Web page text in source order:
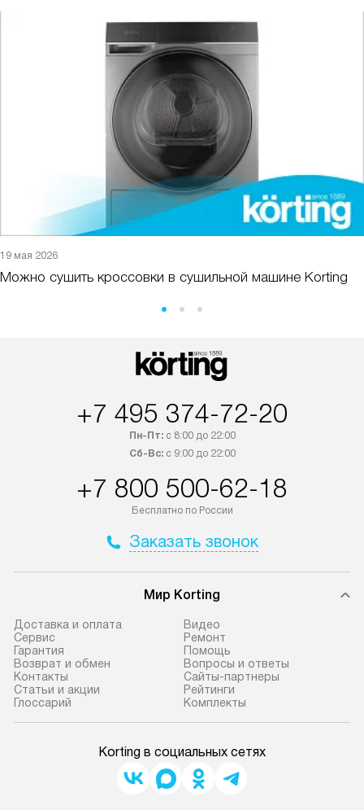
19 мая 2026
Можно сушить кроссовки в сушильной машине Korting
+7 495 374-72-20
Пн-Пт:с 8:00 до 22:00
Сб-Вс:с 9:00 до 22:00
+7 800 500-62-18
Бесплатно по России
Заказать звонок
Мир Korting
Доставка и оплата
Сервис
Гарантия
Возврат и обмен
Контакты
Статьи и акции
Глоссарий
Видео
Ремонт
Помощь
Вопросы и ответы
Сайты-партнеры
Рейтинги
Комплекты
Korting в социальных сетях